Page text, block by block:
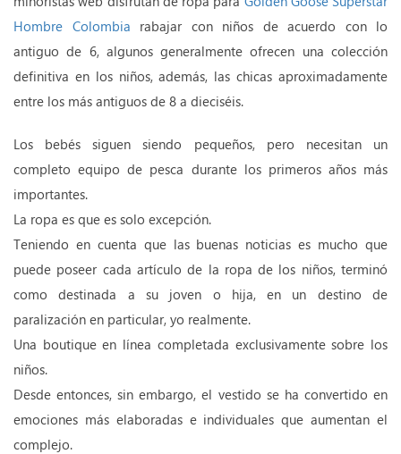
Hombre Colombia rabajar con niños de acuerdo con lo
antiguo de 6, algunos generalmente ofrecen una colección
definitiva en los niños, además, las chicas aproximadamente
entre los más antiguos de 8 a dieciséis.
Los bebés siguen siendo pequeños, pero necesitan un
completo equipo de pesca durante los primeros años más
importantes.
La ropa es que es solo excepción.
Teniendo en cuenta que las buenas noticias es mucho que
puede poseer cada artículo de la ropa de los niños, terminó
como destinada a su joven o hija, en un destino de
paralización en particular, yo realmente.
Una boutique en línea completada exclusivamente sobre los
niños.
Desde entonces, sin embargo, el vestido se ha convertido en
emociones más elaboradas e individuales que aumentan el
complejo.